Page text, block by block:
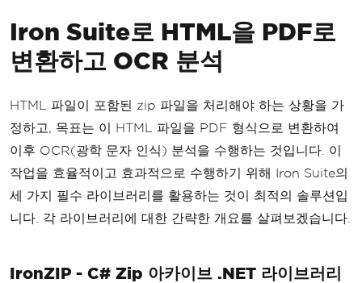
Iron Suite로 HTML을 PDF로
변환하고 OCR 분석
HTML 파일이 포함된 zip 파일을 처리해야 하는 상황을 가
정하고, 목표는 이 HTML 파일을 PDF 형식으로 변환하여
이후 OCR(광학 문자 인식) 분석을 수행하는 것입니다. 이
작업을 효율적이고 효과적으로 수행하기 위해 Iron Suite의
세 가지 필수 라이브러리를 활용하는 것이 최적의 솔루션입
니다. 각 라이브러리에 대한 간략한 개요를 살펴보겠습니다.
IronZIP - C# Zip 아카이브 .NET 라이브러리